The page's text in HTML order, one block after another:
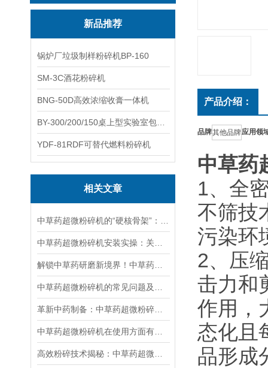
新品推荐
锅炉厂垃圾制样粉碎机BP-160
SM-3C酒花粉碎机
BNG-50D高效浓缩收膏一体机
YDF-81RDF可替代燃料粉碎机
相关文章
产品介绍：
品牌其他品牌应用领
中草药
1、全
不筛技
污染环
2、压
击力和
作用，
态化且
品形成